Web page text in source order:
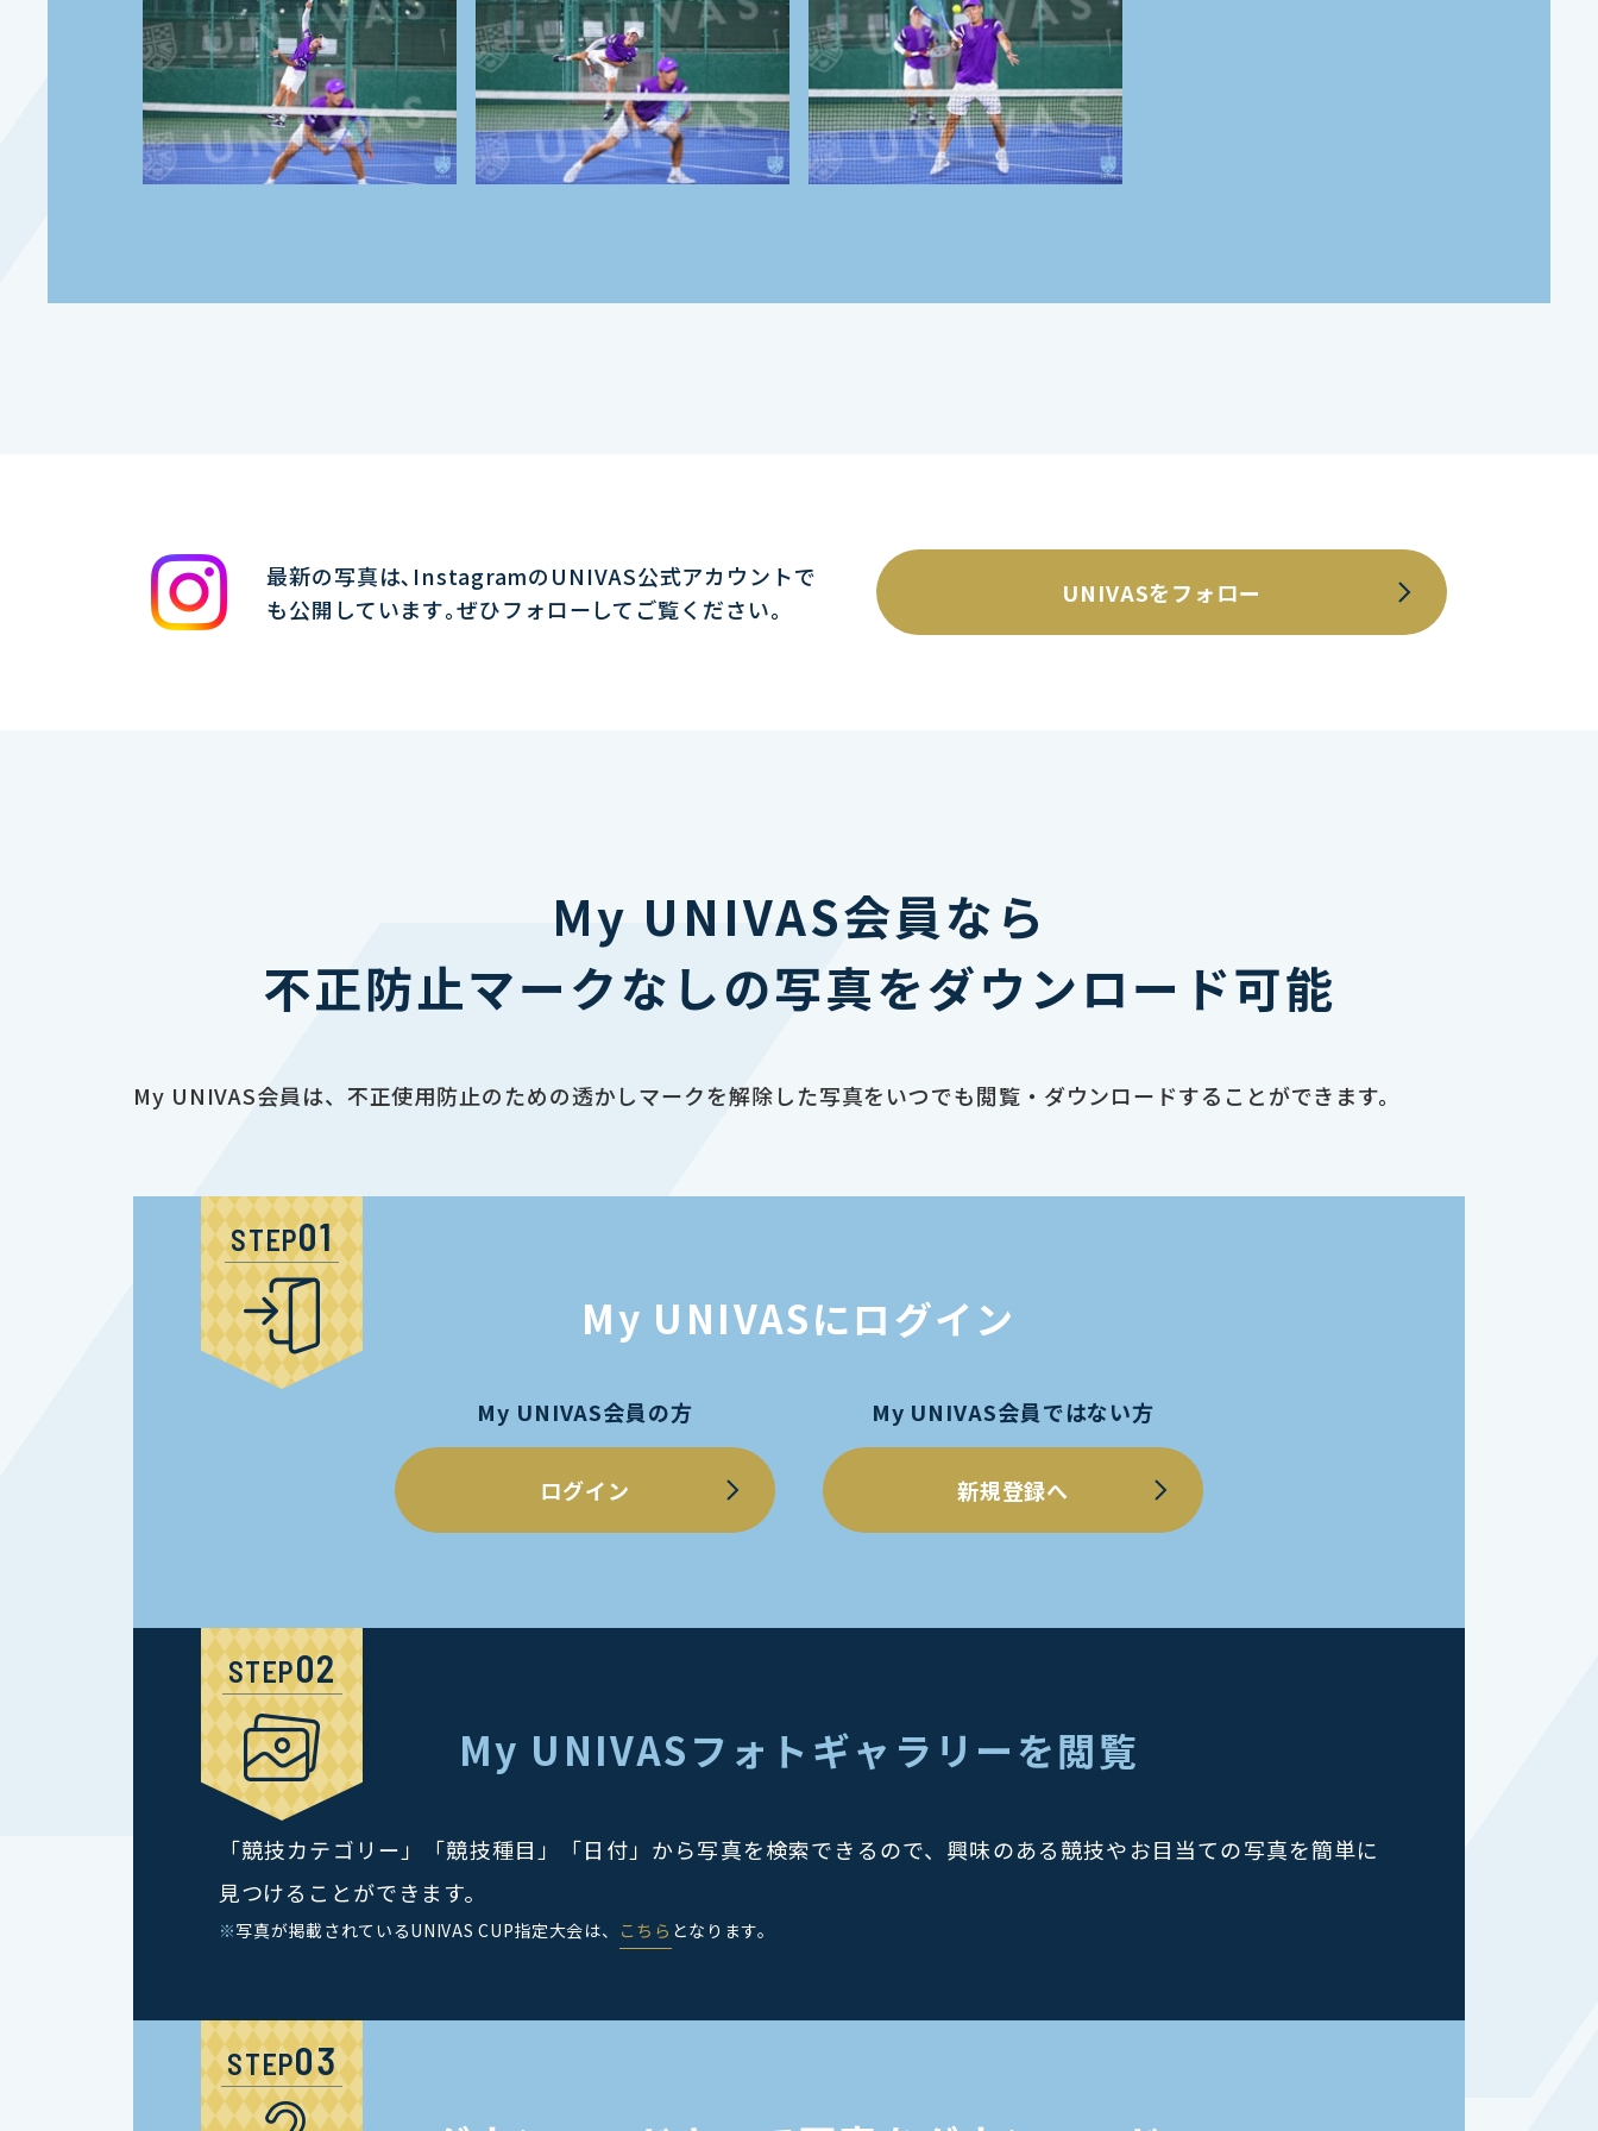
最新の写真は､InstagramのUNIVAS公式アカウントで
も公開しています｡ぜひフォローしてご覧ください｡
UNIVASをフォロー
My UNIVAS会員なら
不正防止マークなしの写真をダウンロード可能
My UNIVAS会員は、不正使用防止のための透かしマークを解除した写真をいつでも閲覧・ダウンロードすることができます。
STEP
My UNIVASにログイン
My UNIVAS会員の方
ログイン
My UNIVAS会員ではない方
新規登録へ
STEP
My UNIVASフォトギャラリーを閲覧
「競技カテゴリー」「競技種目」「日付」から写真を検索できるので、興味のある競技やお目当ての写真を簡単に
見つけることができます。
※写真が掲載されているUNIVAS CUP指定大会は、 こちら となります。
STEP